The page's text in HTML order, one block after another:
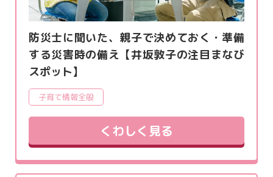
防災士に聞いた、親子で決めておく・準備
する災害時の備え【井坂敦子の注目まなび
スポット】
子育て情報全般
くわしく見る